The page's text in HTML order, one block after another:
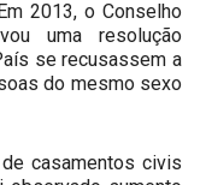
2013, o Conselho
uma resolução
se recusassem a
do mesmo sexo
casamentos civis